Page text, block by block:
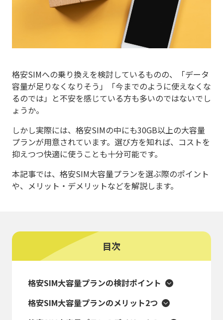
格安SIMへの乗り換えを検討しているものの、「データ
容量が足りなくなりそう」「今までのように使えなくな
るのでは」と不安を感じている方も多いのではないでし
ょうか。
しかし実際には、格安SIMの中にも30GB以上の大容量
プランが用意されています。選び方を知れば、コストを
抑えつつ快適に使うことも十分可能です。
本記事では、格安SIM大容量プランを選ぶ際のポイント
や、メリット・デメリットなどを解説します。
目次
格安SIM大容量プランの検討ポイント
格安SIM大容量プランのメリット2つ